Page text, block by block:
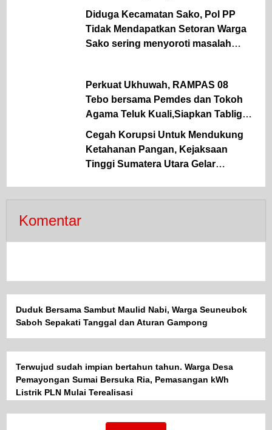
Pertanyaan
Diduga Kecamatan Sako, Pol PP
Tidak Mendapatkan Setoran Warga
Sako sering menyoroti masalah
Perkuat Ukhuwah, RAMPAS 08
Tebo bersama Pemdes dan Tokoh
Agama Teluk Kuali,Siapkan Tabligh
Akbar UAS
Cegah Korupsi Untuk Mendukung
Ketahanan Pangan, Kejaksaan
Tinggi Sumatera Utara Gelar
Komentar
Duduk Bersama Sambut Maulid Nabi, Warga Seuneubok
Saboh Sepakati Tanggal dan Aturan Gampong
Terwujud sudah impian bertahun tahun. Warga Desa
Pemayongan Sumai Bersuka Ria, Pemasangan kWh
Listrik PLN Mulai Terealisasi